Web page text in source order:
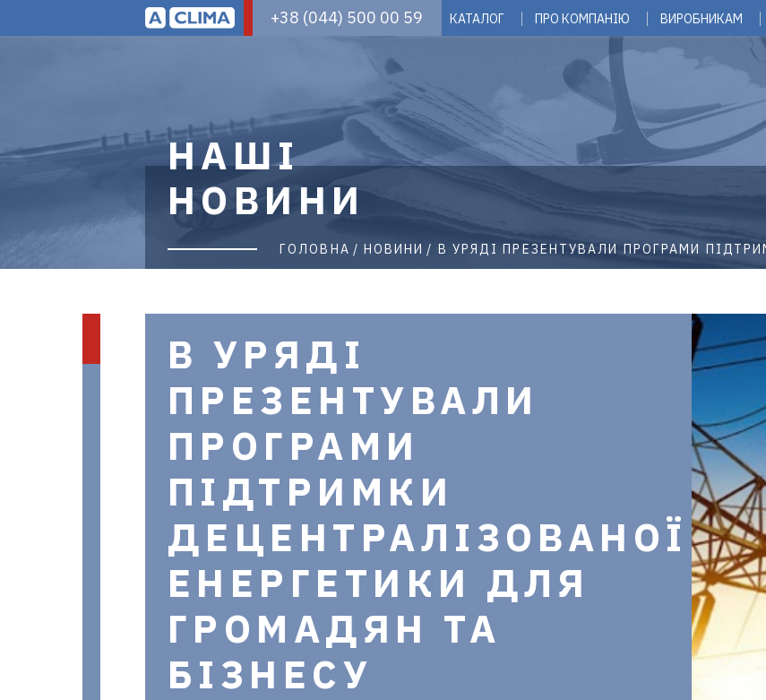
+38 (044) 500 00 59
Україні
КАТАЛОГ ПРО КОМПАНІЮ ВИРОБНИКАМ
НАШІ
НОВИНИ
ГОЛОВНА НОВИНИ В УРЯДІ ПРЕЗЕНТУВАЛИ ПРОГРАМИ
В УРЯДІ
ПРЕЗЕНТУВАЛИ
ПРОГРАМИ
ПІДТРИМКИ
ДЕЦЕНТРАЛІЗОВАНОЇ
ЕНЕРГЕТИКИ ДЛЯ
ГРОМАДЯН ТА
БІЗНЕСУ